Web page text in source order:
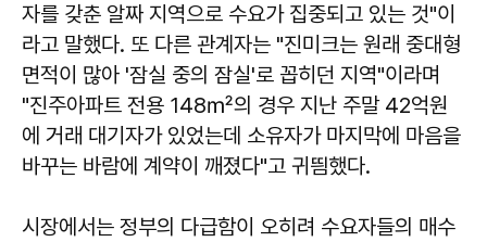
자를 갖춘 알짜 지역으로 수요가 집중되고 있는 것"이
라고 말했다. 또 다른 관계자는 "진미크는 원래 중대형
면적이 많아 '잠실 중의 잠실'로 꼽히던 지역"이라며
"진주아파트 전용 148㎡의 경우 지난 주말 42억원
에 거래 대기자가 있었는데 소유자가 마지막에 마음을
바꾸는 바람에 계약이 깨졌다"고 귀띔했다.
시장에서는 정부의 다급함이 오히려 수요자들의 매수